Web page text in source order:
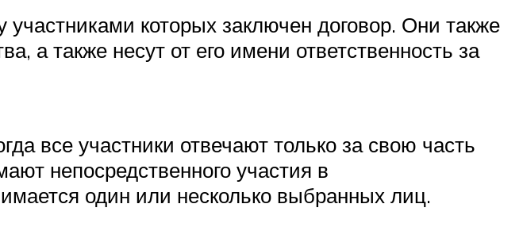
которых заключен договор. Они также
а также несут от его имени ответственность за
все участники отвечают только за свою часть
непосредственного участия в
один или несколько выбранных лиц.